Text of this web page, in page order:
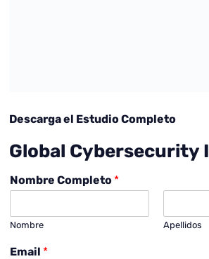
Descarga el Estudio Completo
Global Cybersecurity
Nombre Completo *
Nombre Apellidos
Email *